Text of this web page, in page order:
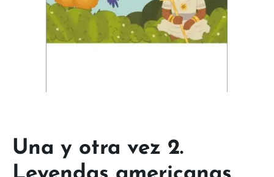
Una y otra vez 2.